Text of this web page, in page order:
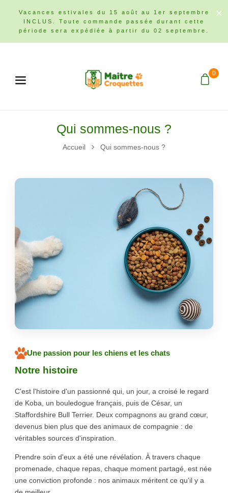
Vacances estivales du 15 août au 1er septembre
INCLUS. Toute commande passée durant cette
période sera expédiée à partir du 02 septembre.
0
Qui sommes-nous ?
Accueil Qui sommes-nous ?
Une passion pour les chiens et les chats
Notre histoire
C'est l'histoire d'un passionné qui, un jour, a croisé le regard
de Koba, un bouledogue français, puis de César, un
Staffordshire Bull Terrier. Deux compagnons au grand cœur,
devenus bien plus que des animaux de compagnie : de
véritables sources d'inspiration.
Prendre soin d'eux a été une révélation. À travers chaque
promenade, chaque repas, chaque moment partagé, est née
une conviction profonde : nos animaux méritent ce qu'il y a